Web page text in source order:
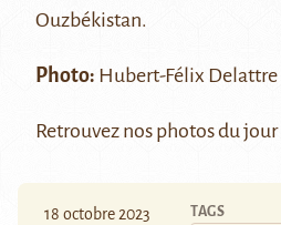
Ouzbékistan.
Photo: Hubert-Félix Delattre
Retrouvez nos photos du jour
18 octobre 2023 TAGS